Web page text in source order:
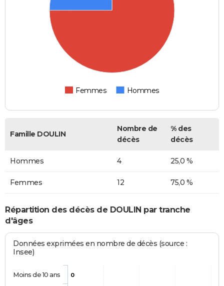
Femmes Hommes
Famille DOULIN
Nombre de
décès
% des
décès
Hommes 4 25,0 %
Femmes 12 75,0 %
Répartition des décès de DOULIN par tranche
d'âges
Données exprimées en nombre de décès (source :
Insee)
0
Moins de 10 ans